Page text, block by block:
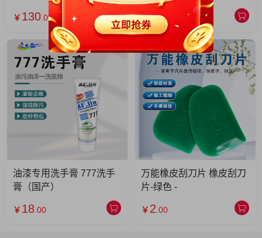
￥ 130 .00 ￥49.90
油漆专用洗手膏 777洗手
膏（国产）
￥ 18 .00
万能橡皮刮刀片 橡皮刮刀
片-绿色 -
￥ 2 .00